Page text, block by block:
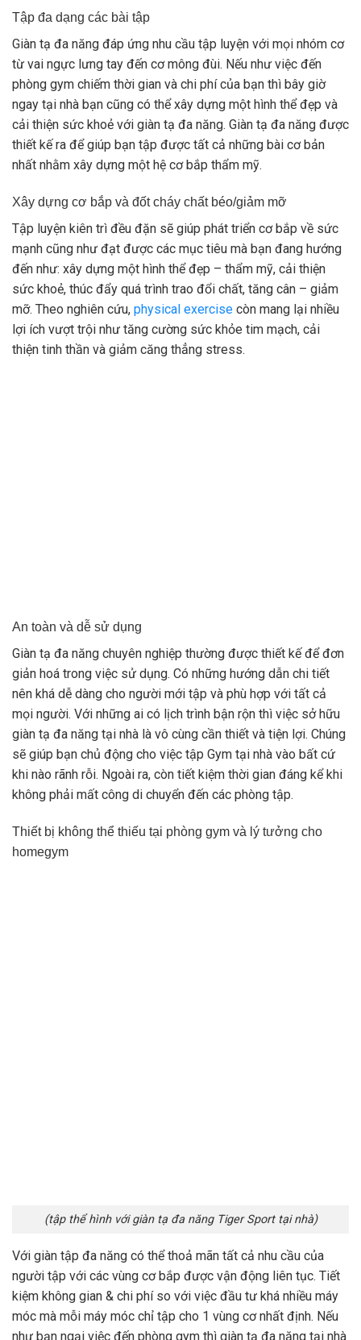
Tập đa dạng các bài tập
Giàn tạ đa năng đáp ứng nhu cầu tập luyện với mọi nhóm cơ
từ vai ngực lưng tay đến cơ mông đùi. Nếu như việc đến
phòng gym chiếm thời gian và chi phí của bạn thì bây giờ
ngay tại nhà bạn cũng có thể xây dựng một hình thể đẹp và
cải thiện sức khoẻ với giàn tạ đa năng. Giàn tạ đa năng được
thiết kế ra để giúp bạn tập được tất cả những bài cơ bản
nhất nhằm xây dựng một hệ cơ bắp thẩm mỹ.
Xây dựng cơ bắp và đốt cháy chất béo/giảm mỡ
Tập luyện kiên trì đều đặn sẽ giúp phát triển cơ bắp về sức
mạnh cũng như đạt được các mục tiêu mà bạn đang hướng
đến như: xây dựng một hình thể đẹp – thẩm mỹ, cải thiện
sức khoẻ, thúc đẩy quá trình trao đổi chất, tăng cân – giảm
mỡ. Theo nghiên cứu, physical exercise còn mang lại nhiều
lợi ích vượt trội như tăng cường sức khỏe tim mạch, cải
thiện tinh thần và giảm căng thẳng stress.
An toàn và dễ sử dụng
Giàn tạ đa năng chuyên nghiệp thường được thiết kế để đơn
giản hoá trong việc sử dụng. Có những hướng dẫn chi tiết
nên khá dễ dàng cho người mới tập và phù hợp với tất cả
mọi người. Với những ai có lịch trình bận rộn thì việc sở hữu
giàn tạ đa năng tại nhà là vô cùng cần thiết và tiện lợi. Chúng
sẽ giúp bạn chủ động cho việc tập Gym tại nhà vào bất cứ
khi nào rãnh rỗi. Ngoài ra, còn tiết kiệm thời gian đáng kể khi
không phải mất công di chuyển đến các phòng tập.
Thiết bị không thể thiếu tại phòng gym và lý tưởng cho
homegym
(tập thể hình với giàn tạ đa năng Tiger Sport tại nhà)
Với giàn tập đa năng có thể thoả mãn tất cả nhu cầu của
người tập với các vùng cơ bắp được vận động liên tục. Tiết
kiệm không gian & chi phí so với việc đầu tư khá nhiều máy
móc mà mỗi máy móc chỉ tập cho 1 vùng cơ nhất định. Nếu
như bạn ngại việc đến phòng gym thì giàn tạ đa năng tại nhà